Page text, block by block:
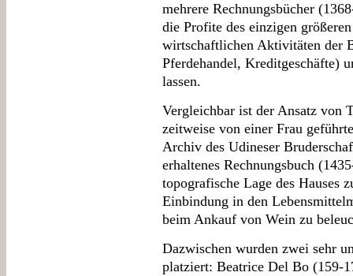
mehrere Rechnungsbücher
die Profite des einzigen
wirtschaftlichen Aktivitäten der
Pferdehandel, Kreditgeschäfte)
lassen.
Vergleichbar ist der Ansatz von
zeitweise von einer Frau
Archiv des Udineser
erhaltenes Rechnungsbuch
topografische Lage des Hauses
Einbindung in den
beim Ankauf von Wein zu
Dazwischen wurden zwei sehr
platziert: Beatrice Del Bo (159-